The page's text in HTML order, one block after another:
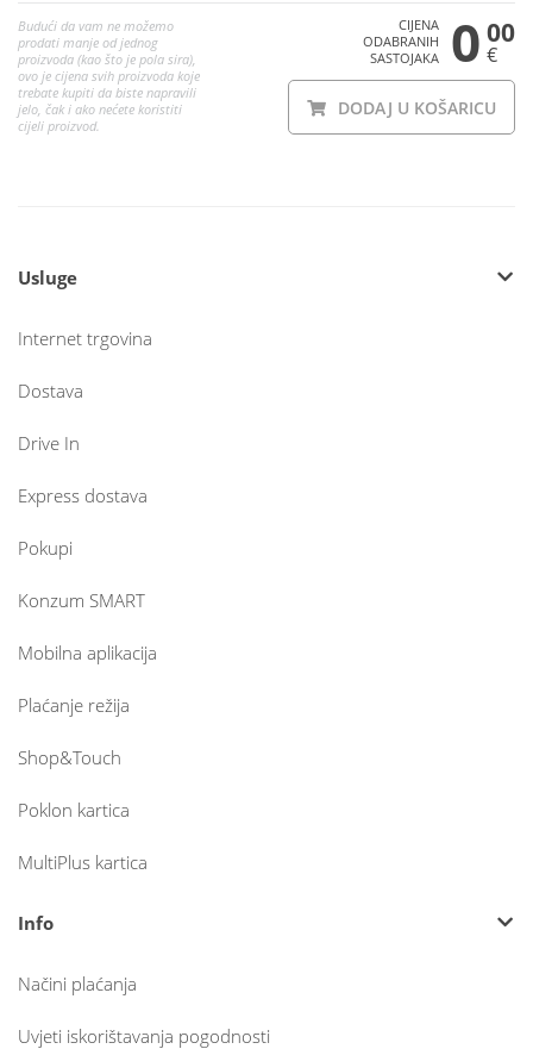
Budući da vam ne možemo
prodati manje od jednog
proizvoda (kao što je pola sira),
ovo je cijena svih proizvoda koje
trebate kupiti da biste napravili
jelo, čak i ako nećete koristiti
cijeli proizvod.
CIJENA
ODABRANIH
SASTOJAKA
0 00
€
DODAJ U KOŠARICU
Usluge
Internet trgovina
Dostava
Drive In
Express dostava
Pokupi
Konzum SMART
Mobilna aplikacija
Plaćanje režija
Shop&Touch
Poklon kartica
MultiPlus kartica
Info
Načini plaćanja
Uvjeti iskorištavanja pogodnosti